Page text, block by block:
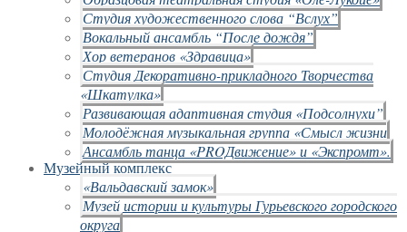
Студия художественного слова “Вслух”
Вокальный ансамбль “После дождя”
Хор ветеранов «Здравица»
Студия Декоративно-прикладного Творчества
«Шкатулка»
Развивающая адаптивная студия «Подсолнухи”
Молодёжная музыкальная группа «Смысл жизни
Ансамбль танца «PROДвижение» и «Экспромт».
Музейный комплекс
«Вальдавский замок»
Музей истории и культуры Гурьевского городского
округа